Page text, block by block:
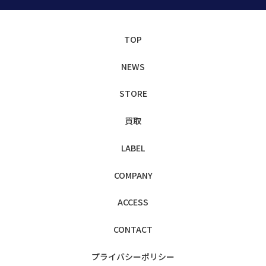
TOP
NEWS
STORE
買取
LABEL
COMPANY
ACCESS
CONTACT
プライバシーポリシー